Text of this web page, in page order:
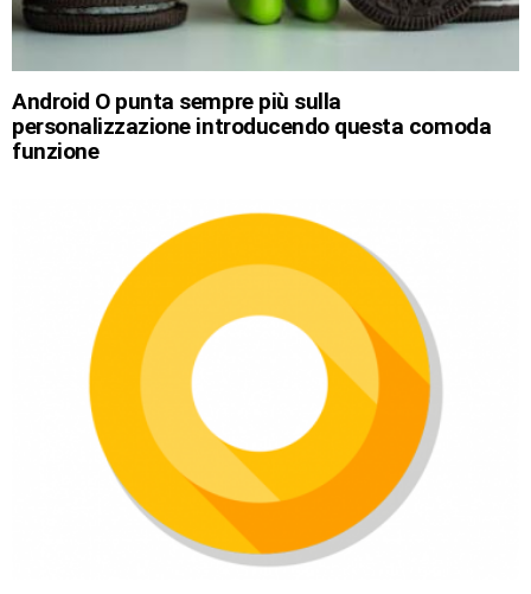
Android O punta sempre più sulla
personalizzazione introducendo questa comoda
funzione